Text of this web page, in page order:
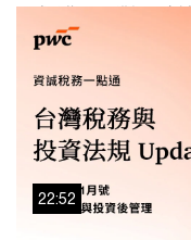
或分期繳稅措施、申
明最新網紅課稅規範
徵規則與申報重點
外）、觀眾來源（台
式，協助創作者正確
平台及廣告主取得勞
下的稅務處理方式。
22:52